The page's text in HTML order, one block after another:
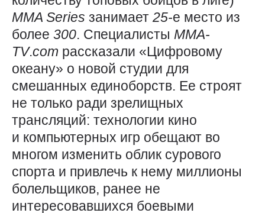
MMA Series занимает 25-е место из
более 300. Специалисты MMA-
TV.com рассказали «Цифровому
океану» о новой студии для
смешанных единоборств. Ее строят
не только ради зрелищных
трансляций: технологии кино
и компьютерных игр обещают во
многом изменить облик сурового
спорта и привлечь к нему миллионы
болельщиков, ранее не
интересовавшихся боевыми